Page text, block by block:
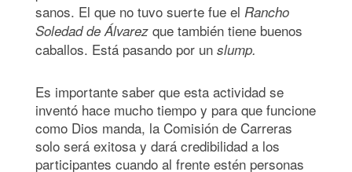
sanos. El que no tuvo suerte fue el Rancho
Soledad de Álvarez que también tiene buenos
caballos. Está pasando por un slump.
Es importante saber que esta actividad se
inventó hace mucho tiempo y para que funcione
como Dios manda, la Comisión de Carreras
solo será exitosa y dará credibilidad a los
participantes cuando al frente estén personas